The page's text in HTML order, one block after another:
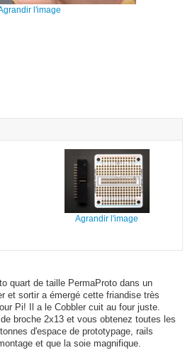
l'image
Agrandir l'image
quart de taille PermaProto dans un
et sortir a émergé cette friandise très
Pi! Il a le Cobbler cuit au four juste.
broche 2x13 et vous obtenez toutes les
d'espace de prototypage, rails
et que la soie magnifique.